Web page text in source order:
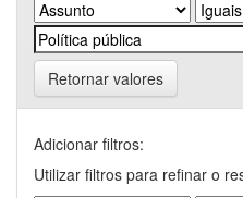
Retornar valores
Adicionar filtros:
Utilizar filtros para refinar o